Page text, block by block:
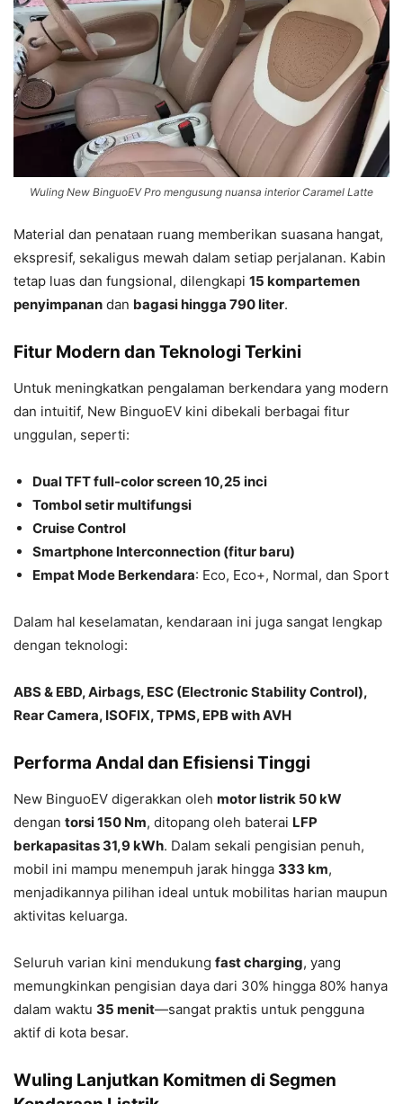
Wuling New BinguoEV Pro mengusung nuansa interior Caramel Latte
Material dan penataan ruang memberikan suasana hangat,
ekspresif, sekaligus mewah dalam setiap perjalanan. Kabin
tetap luas dan fungsional, dilengkapi 15 kompartemen
penyimpanan dan bagasi hingga 790 liter.
Fitur Modern dan Teknologi Terkini
Untuk meningkatkan pengalaman berkendara yang modern
dan intuitif, New BinguoEV kini dibekali berbagai fitur
unggulan, seperti:
Dual TFT full-color screen 10,25 inci
Tombol setir multifungsi
Cruise Control
Smartphone Interconnection (fitur baru)
Empat Mode Berkendara: Eco, Eco+, Normal, dan Sport
Dalam hal keselamatan, kendaraan ini juga sangat lengkap
dengan teknologi:
ABS & EBD, Airbags, ESC (Electronic Stability Control),
Rear Camera, ISOFIX, TPMS, EPB with AVH
Performa Andal dan Efisiensi Tinggi
New BinguoEV digerakkan oleh motor listrik 50 kW
dengan torsi 150 Nm, ditopang oleh baterai LFP
berkapasitas 31,9 kWh. Dalam sekali pengisian penuh,
mobil ini mampu menempuh jarak hingga 333 km,
menjadikannya pilihan ideal untuk mobilitas harian maupun
aktivitas keluarga.
Seluruh varian kini mendukung fast charging, yang
memungkinkan pengisian daya dari 30% hingga 80% hanya
dalam waktu 35 menit—sangat praktis untuk pengguna
aktif di kota besar.
Wuling Lanjutkan Komitmen di Segmen